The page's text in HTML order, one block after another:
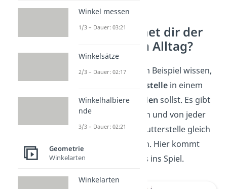
Wo begegnet dir der
Umkreis im Alltag?
Du möchtest zum Beispiel wissen,
Futterstellein einem
Tierheim aufstellen sollst. Es gibt
drei Hundehütten und von jeder
Hütte sollte die Futterstelle gleich
weit entfernt sein. Hier kommt
jetzt der
Umkreisins Spiel.
Winkel messen
1/3 – Dauer: 03:21
Winkelsätze
2/3 – Dauer: 02:17
Winkelhalbiere
nde
3/3 – Dauer: 02:21
Geometrie
Winkelarten
Winkelarten